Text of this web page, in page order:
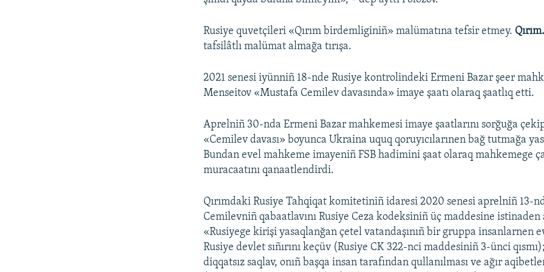
Rusiye quvetçileri «Qırım birdemliginiñ» malümatına tefsir etmey.
tafsilâtlı malümat almağa tırışa.
2021 senesi iyünniñ 18-nde Rusiye kontrolindeki Ermeni Bazar şeer
Menseitov «Mustafa Cemilev davasında» imaye şaatı olaraq şaatlıq etti.
Aprelniñ 30-nda Ermeni Bazar mahkemesi imaye şaatlarını sorğuğa
«Cemilev davası» boyunca Ukraina uquq qoruyıcılarınen bağ tutmağa
Bundan evel mahkeme imayeniñ FSB hadimini şaat olaraq mahkemege
muracaatını qanaatlendirdi.
Qırımdaki Rusiye Tahqiqat komitetiniñ idaresi 2020 senesi aprelniñ 13-
Cemilevniñ qabaatlavını Rusiye Ceza kodeksiniñ üç maddesine istinaden
«Rusiyege kirişi yasaqlanğan çetel vatandaşınıñ bir gruppa insanlarnen
Rusiye devlet sıñırını keçüv (Rusiye CK 322-nci maddesiniñ 3-ünci
diqqatsız saqlav, onıñ başqa insan tarafından qullanılması ve ağır